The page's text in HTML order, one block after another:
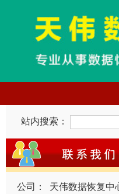
站内搜索：
公司：
天伟数据恢复中